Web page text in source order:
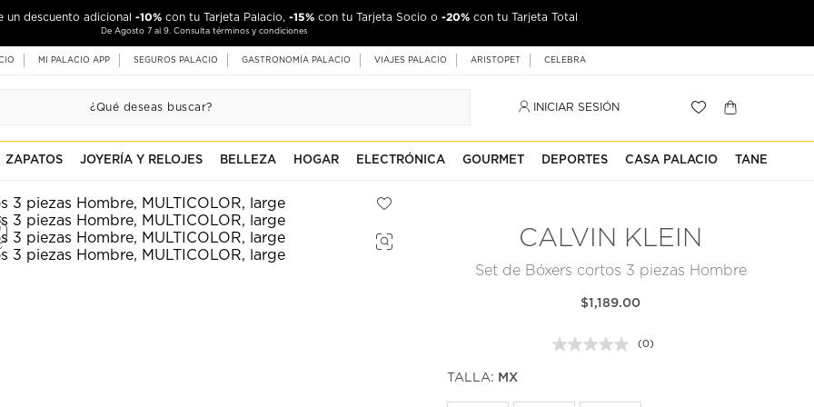
un descuento adicional -10% con tu Tarjeta Palacio, -15% con tu Tarjeta Socio o -20% con tu Tarjeta Total
De Agosto 7 al 9. Consulta términos y condiciones
MI PALACIO APP SEGUROS PALACIO GASTRONOMÍA PALACIO VIAJES PALACIO ARISTOPET CELEBRA
INICIAR SESIÓN
ZAPATOS JOYERÍA Y RELOJES BELLEZA HOGAR ELECTRÓNICA GOURMET DEPORTES CASA PALACIO TANE
CALVIN KLEIN
Set de Bóxers cortos 3 piezas Hombre
$1,189.00
Sin
(0)
TALLA: MX